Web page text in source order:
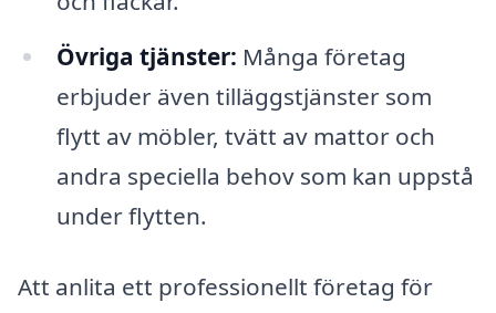
Övriga tjänster: Många företag
erbjuder även tilläggstjänster som
flytt av möbler, tvätt av mattor och
andra speciella behov som kan uppstå
under flytten.
Att anlita ett professionellt företag för